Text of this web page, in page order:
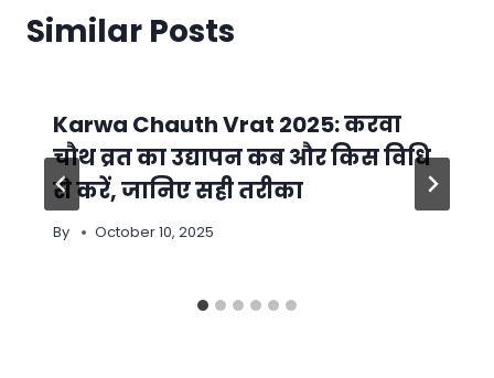
Similar Posts
Karwa Chauth Vrat 2025: करवा
चौथ व्रत का उद्यापन कब और किस विधि
से करें, जानिए सही तरीका
By October 10, 2025